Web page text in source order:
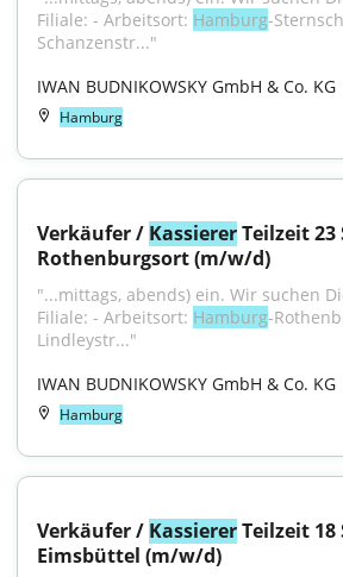
Filiale: - Arbeitsort: Hamburg-
Schanzenstr..."
IWAN BUDNIKOWSKY GmbH & Co. KG
Hamburg
Verkäufer / Kassierer Teilzeit 23
Rothenburgsort (m/w/d)
"...mittags, abends) ein. Wir suchen
Filiale: - Arbeitsort: Hamburg-
Lindleystr..."
IWAN BUDNIKOWSKY GmbH & Co. KG
Hamburg
Verkäufer / Kassierer Teilzeit 18
Eimsbüttel (m/w/d)